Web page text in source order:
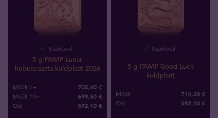
Saadaval
5 g PAMP Lunar
hobuseaasta kuldplaat 2026
Müük 1+ 705,40 €
Müük 10+ 699,50 €
Ost 592,10 €
Saadaval
5 g PAMP Good Luck
kuldplaat
Müük 714,30 €
Ost 592,10 €